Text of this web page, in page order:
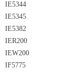
IE5344
IE5345
IE5382
IER200
IEW200
IF5775